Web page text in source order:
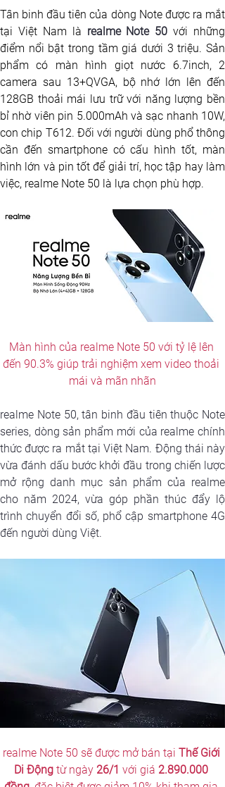
Tân binh đầu tiên của dòng Note được ra mắt
tại Việt Nam là realme Note 50 với những
điểm nổi bật trong tầm giá dưới 3 triệu. Sản
phẩm có màn hình giọt nước 6.7inch, 2
camera sau 13+QVGA, bộ nhớ lớn lên đến
128GB thoải mái lưu trữ với năng lượng bền
bỉ nhờ viên pin 5.000mAh và sạc nhanh 10W,
con chip T612. Đối với người dùng phổ thông
cần đến smartphone có cấu hình tốt, màn
hình lớn và pin tốt để giải trí, học tập hay làm
việc, realme Note 50 là lựa chọn phù hợp.
Màn hình của realme Note 50 với tỷ lệ lên
đến 90.3% giúp trải nghiệm xem video thoải
mái và mãn nhãn
realme Note 50, tân binh đầu tiên thuộc Note
series, dòng sản phẩm mới của realme chính
thức được ra mắt tại Việt Nam. Động thái này
vừa đánh dấu bước khởi đầu trong chiến lược
mở rộng danh mục sản phẩm của realme
cho năm 2024, vừa góp phần thúc đẩy lộ
trình chuyển đổi số, phổ cập smartphone 4G
đến người dùng Việt.
realme Note 50 sẽ được mở bán tại Thế Giới
Di Động từ ngày 26/1 với giá 2.890.000